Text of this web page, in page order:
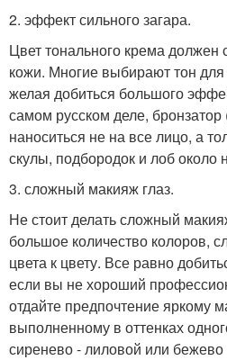
2. эффект сильного загара.
Цвет тонального крема должен
кожи. Многие выбирают тон
желая добиться большого
самом русском деле,
наноситься не на все лицо, а
скулы, подбородок и лоб около
3. сложный макияж глаз.
Не стоит делать сложный
большое количество колоров,
цвета к цвету. Все равно
если вы не хороший
отдайте предпочтение яркому
выполненному в оттенках
сиренево - лиловой или